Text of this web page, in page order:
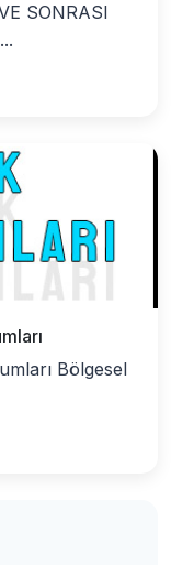
SONRASI
Bölgesel